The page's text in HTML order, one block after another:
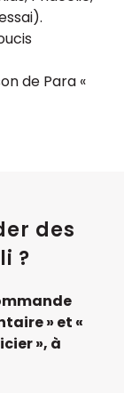
de Para «
des
?
» et «
», à